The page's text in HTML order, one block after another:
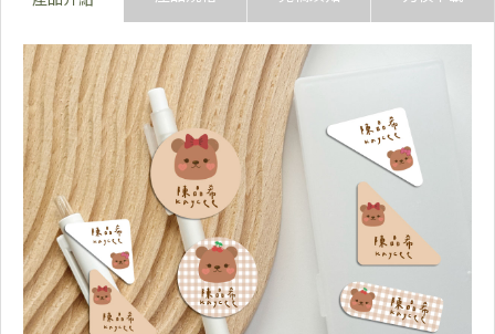
陳森田體
胖胖QQ體
可愛線條體
甜妞體
方圓體
娃娃體